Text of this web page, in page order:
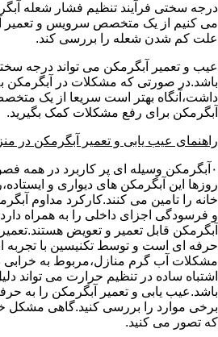
درجه سختی فرآیند تنظیم فشار شعله
می کنیم از یک متخصص سرویس و تعمیر
علت کم شدن شعله را بررسی کند.
عیب و تعمیر آبگرمکن می تواند درجه
باشد.در صورتی که مشکلات در آبگرمکن
داشت،آنگاه بهتر است سریعا از یک
آبگرمکن برای رفع مشکلات کمک بگیرید.
راهنمای عیب یابی و تعمیر آبگرمکن در
۰آبگرمکن وسیله ای پر کاربرد در همه
روزها این آبگرمکن های دیواری و
خانه را تامین می کنند.کارکرد مداوم
و فرسودگی اجزای داخلی را به همراه
آبگرمکن قابل تعمیر و تعویض
حرفه ای است و توسط تکنیسین با تجربه
مشکلات آب گرم منازل،مربوط به
اشتباه ساده در تنظیم حرارت می تواند
باشد.عیب یابی و تعمیر آبگرمکن را به
برخی موارد را بررسی کنید.گاهی مشکل
که تصور می کنید.